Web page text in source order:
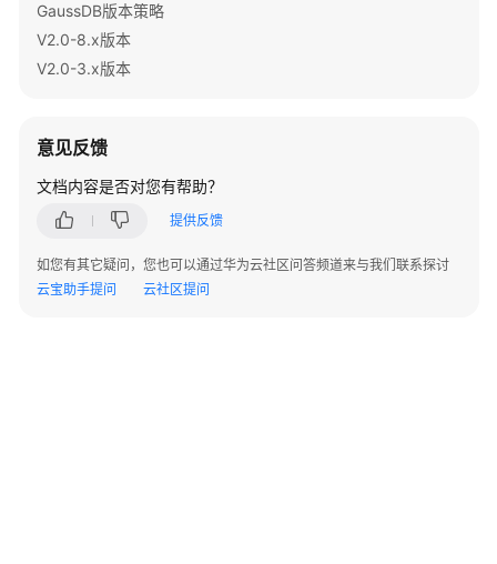
件
位
置
认
资
GaussDB版本策略
V2.0-8.x版本
V2.0-3.x版本
意见反馈
文档内容是否对您有帮助？
提供反馈
如您有其它疑问，您也可以通过华为云社区问答频道来与我们联系探讨
云宝助手提问
云社区提问